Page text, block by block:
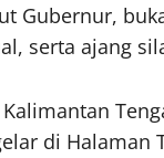
Gubernur,
serta ajang
di Halaman